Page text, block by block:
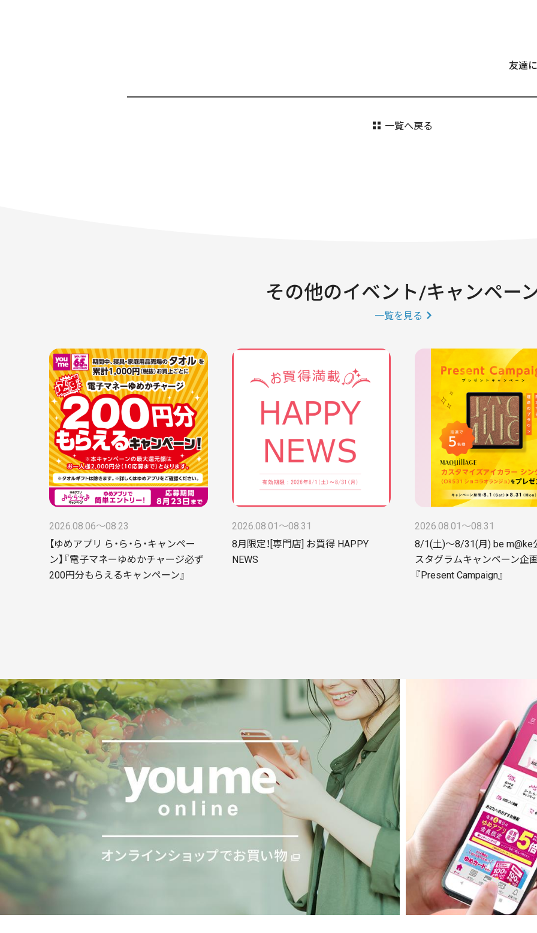
友達
一覧へ戻る
その他のイベント/キャンペー
一覧を見る
2026.08.06〜08.23
【ゆめアプリ ら・ら・ら・キャンペー
ン】『電子マネーゆめかチャージ必ず
200円分もらえるキャンペーン』
2026.08.01〜08.31
8月限定！[専門店] お買得 HAPPY
NEWS
2026.08.01〜08.31
8/1(土)～8/31(月) be m@ke
スタグラムキャンペーン企
『Present Campaign』